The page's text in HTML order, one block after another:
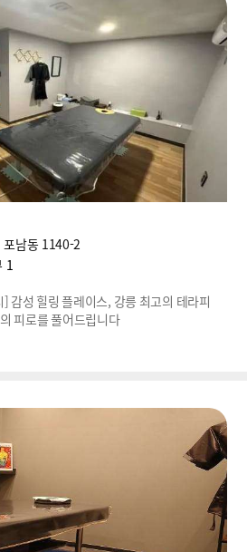
포남동 1140-2
1
감성 힐링 플레이스, 강릉 최고의 테라피
피로를 풀어드립니다